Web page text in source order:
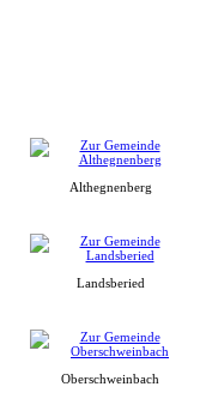
Althegnenberg
Landsberied
Oberschweinbach